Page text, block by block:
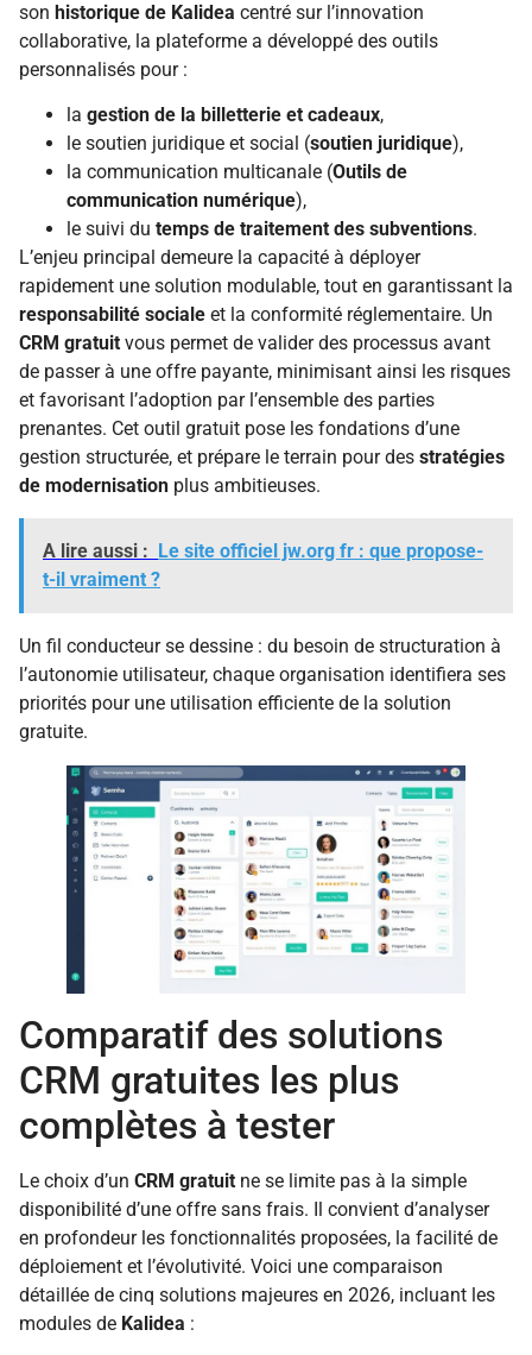
son historique de Kalidea centré sur l’innovation
collaborative, la plateforme a développé des outils
personnalisés pour :
la gestion de la billetterie et cadeaux,
le soutien juridique et social (soutien juridique),
la communication multicanale (Outils de
communication numérique),
le suivi du temps de traitement des subventions.
L’enjeu principal demeure la capacité à déployer
rapidement une solution modulable, tout en garantissant la
responsabilité sociale et la conformité réglementaire. Un
CRM gratuit vous permet de valider des processus avant
de passer à une offre payante, minimisant ainsi les risques
et favorisant l’adoption par l’ensemble des parties
prenantes. Cet outil gratuit pose les fondations d’une
gestion structurée, et prépare le terrain pour des stratégies
de modernisation plus ambitieuses.
A lire aussi : Le site officiel jw.org fr : que propose-
t-il vraiment ?
Un fil conducteur se dessine : du besoin de structuration à
l’autonomie utilisateur, chaque organisation identifiera ses
priorités pour une utilisation efficiente de la solution
gratuite.
Comparatif des solutions
CRM gratuites les plus
complètes à tester
Le choix d’un CRM gratuit ne se limite pas à la simple
disponibilité d’une offre sans frais. Il convient d’analyser
en profondeur les fonctionnalités proposées, la facilité de
déploiement et l’évolutivité. Voici une comparaison
détaillée de cinq solutions majeures en 2026, incluant les
modules de Kalidea :